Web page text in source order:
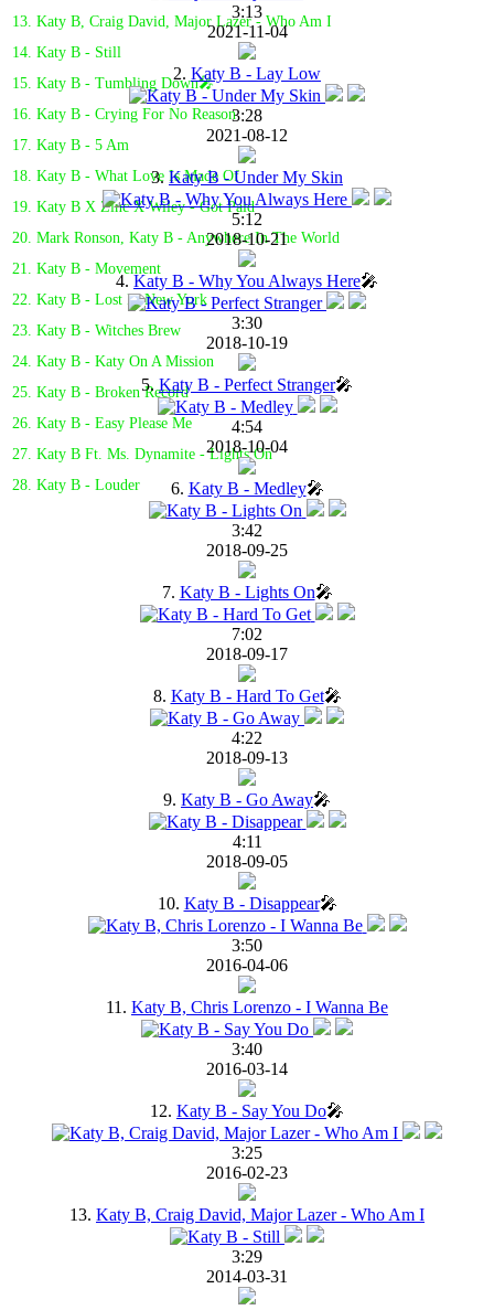
13. Katy B, Craig David, Major Lazer - Who Am I
14. Katy B - Still
15. Katy B - Tumbling Down🎤
16. Katy B - Crying For No Reason
17. Katy B - 5 Am
18. Katy B - What Love Is Made Of
19. Katy B X Zinc X Wiley - Got Paid
20. Mark Ronson, Katy B - Anywhere In The World
21. Katy B - Movement
22. Katy B - Lost In New York
23. Katy B - Witches Brew
24. Katy B - Katy On A Mission
25. Katy B - Broken Record
26. Katy B - Easy Please Me
27. Katy B Ft. Ms. Dynamite - Lights On
28. Katy B - Louder
3:13
2021-11-04
2. Katy B - Lay Low
3:28
2021-08-12
3. Katy B - Under My Skin
5:12
2018-10-21
4. Katy B - Why You Always Here🎤
3:30
2018-10-19
5. Katy B - Perfect Stranger🎤
4:54
2018-10-04
6. Katy B - Medley🎤
3:42
2018-09-25
7. Katy B - Lights On🎤
7:02
2018-09-17
8. Katy B - Hard To Get🎤
4:22
2018-09-13
9. Katy B - Go Away🎤
4:11
2018-09-05
10. Katy B - Disappear🎤
3:50
2016-04-06
11. Katy B, Chris Lorenzo - I Wanna Be
3:40
2016-03-14
12. Katy B - Say You Do🎤
3:25
2016-02-23
13. Katy B, Craig David, Major Lazer - Who Am I
3:29
2014-03-31